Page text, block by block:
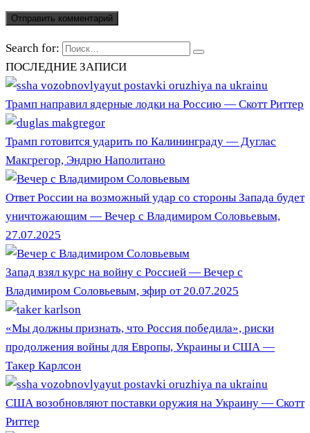
Search for:
ПОСЛЕДНИЕ ЗАПИСИ
Трамп направил ядерные лодки на Россию — Скотт Риттер
Трамп готовится ударить по Калининграду — Дуглас
Макгрегор, Эндрю Наполитано
Ответ России на возможный удар со стороны Запада будет
уничтожающим — Вечер с Владимиром Соловьевым,
27.07.2025
Запад взял курс на войну с Россией — Вечер с
Владимиром Соловьевым, эфир от 20.07.2025
«Мы должны признать, что Россия победила», риски
продолжения войны для Европы, Украины и США —
Такер Карлсон
США возобновляют поставки оружия на Украину — Скотт
Риттер